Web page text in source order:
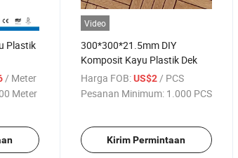
Plastik
/ Meter
Meter
Video
300*300*21.5mm DIY
Komposit Kayu Plastik Dek
Harga FOB: US$2/ PCS
Pesanan Minimum: 1.000 PCS
Kirim Permintaan